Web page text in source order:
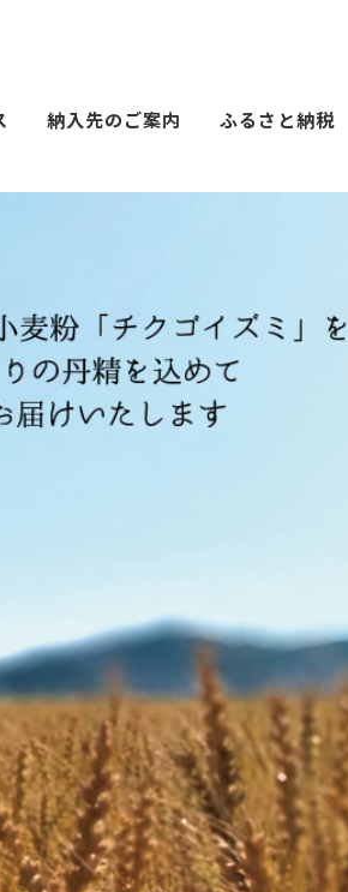
納入先のご案内 ふるさと納税